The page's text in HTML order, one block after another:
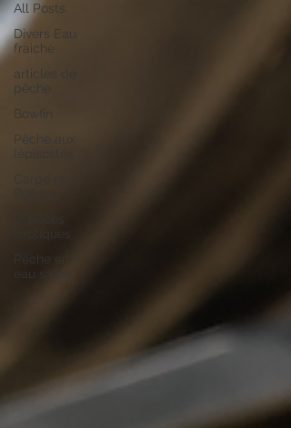
All Posts
Divers Eau
fraiche
articles de
pêche
Bowfin
Pêche aux
lépisostés
Pêche en
eau salée